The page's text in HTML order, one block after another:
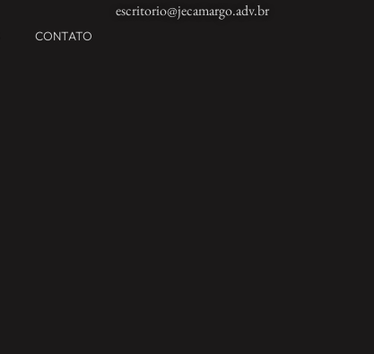
CONTATO
escritorio@jecamargo.adv.br